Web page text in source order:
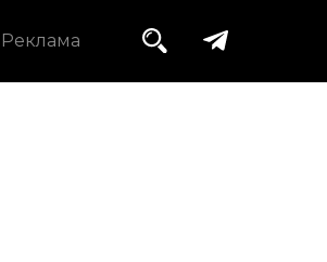
Реклама